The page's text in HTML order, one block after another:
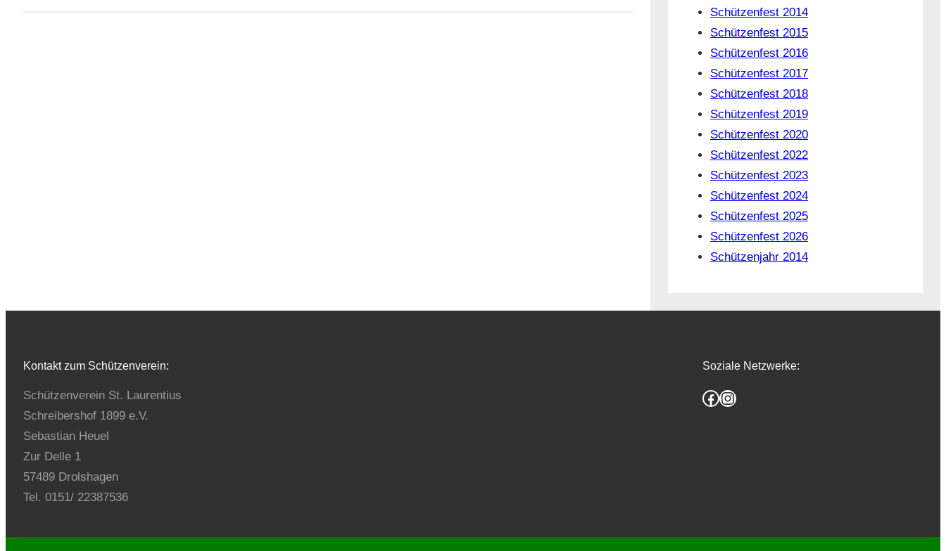
Schützenfest 2014
Schützenfest 2015
Schützenfest 2016
Schützenfest 2017
Schützenfest 2018
Schützenfest 2019
Schützenfest 2020
Schützenfest 2022
Schützenfest 2023
Schützenfest 2024
Schützenfest 2025
Schützenfest 2026
Schützenjahr 2014
Kontakt zum Schützenverein:
Schützenverein St. Laurentius
Schreibershof 1899 e.V.
Sebastian Heuel
Zur Delle 1
57489 Drolshagen
Tel. 0151/ 22387536
Soziale Netzwerke:
Facebook Instagram